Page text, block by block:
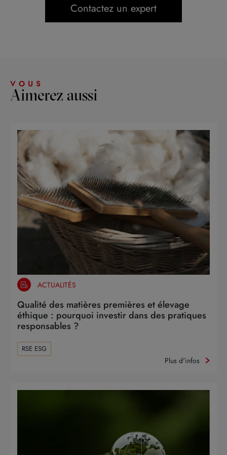
Contactez un expert
VOUS
Aimerez aussi
ACTUALITÉS
Qualité des matières premières et élevage
éthique : pourquoi investir dans des pratiques
responsables ?
RSE ESG
Plus d'infos